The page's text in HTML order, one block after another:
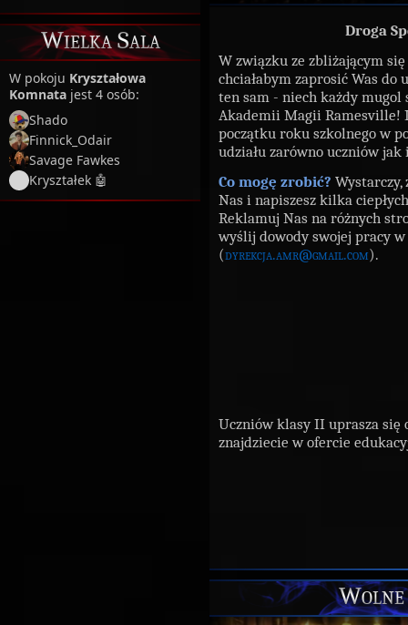
Wielka Sala
W pokoju Kryształowa
Komnata jest 4 osób:
Shado
Finnick_Odair
Savage Fawkes
Kryształek 🤖
Droga
W związku ze zbliżającym
chciałabym zaprosić Was do
ten sam - niech każdy
Akademii Magii Ramesville!
początku roku szkolnego w
udziału zarówno uczniów
Co mogę zrobić?
Nas i napiszesz kilka
Reklamuj Nas na różnych
wyślij dowody swojej pracy
(dyrekcja.amr@gmail.com).
Uczniów klasy II uprasza się
znajdziecie w ofercie
Wolne